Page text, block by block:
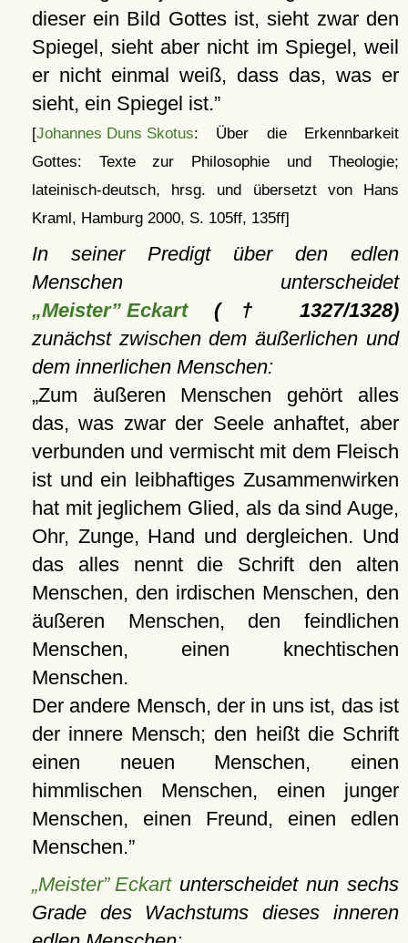
dieser ein Bild Gottes ist, sieht zwar den
Spiegel, sieht aber nicht im Spiegel, weil
er nicht einmal weiß, dass das, was er
sieht, ein Spiegel ist.
[Johannes Duns Skotus: Über die Erkennbarkeit
Gottes: Texte zur Philosophie und Theologie;
lateinisch-deutsch, hrsg. und übersetzt von Hans
Kraml, Hamburg 2000, S. 105ff, 135ff]
In seiner Predigt über den edlen
Menschen unterscheidet
„Meister” Eckart(† 1327/1328)
zunächst zwischen dem äußerlichen und
dem innerlichen Menschen:
Zum äußeren Menschen gehört alles
das, was zwar der Seele anhaftet, aber
verbunden und vermischt mit dem Fleisch
ist und ein leibhaftiges Zusam­menwirken
hat mit jeglichem Glied, als da sind Auge,
Ohr, Zunge, Hand und dergleichen. Und
das alles nennt die Schrift den alten
Menschen, den irdischen Menschen, den
äußeren Menschen, den feindlichen
Menschen, einen knechtischen
Menschen.
Der andere Mensch, der in uns ist, das ist
der innere Mensch; den heißt die Schrift
einen neuen Menschen, einen
himmlischen Menschen, einen junger
Menschen, einen Freund, einen edlen
Menschen.
„Meister” Eckartunterscheidet nun sechs
Grade des Wachstums dieses inneren